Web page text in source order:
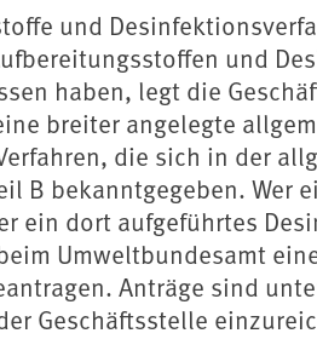
und
und
haben, legt die
breiter angelegte
die sich in der
B bekanntgegeben. Wer
ein dort aufgeführtes
Umweltbundesamt
Anträge sind
Geschäftsstelle